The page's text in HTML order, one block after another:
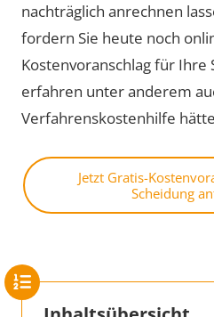
nachträglich anrechnen
fordern Sie heute noch
Kostenvoranschlag für Ihre
erfahren unter anderem
Verfahrenskostenhilfe
Jetzt Gratis-
Scheidung